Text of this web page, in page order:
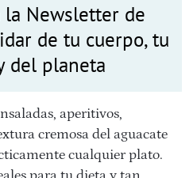
la Newsletter de
de tu cuerpo, tu
del planeta
aperitivos,
cremosa del aguacate
cualquier plato.